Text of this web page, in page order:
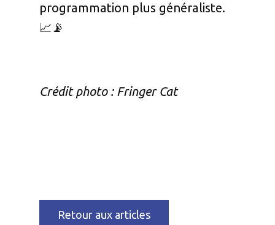
programmation plus généraliste.
📈📡
Crédit photo : Fringer Cat
Retour aux articles